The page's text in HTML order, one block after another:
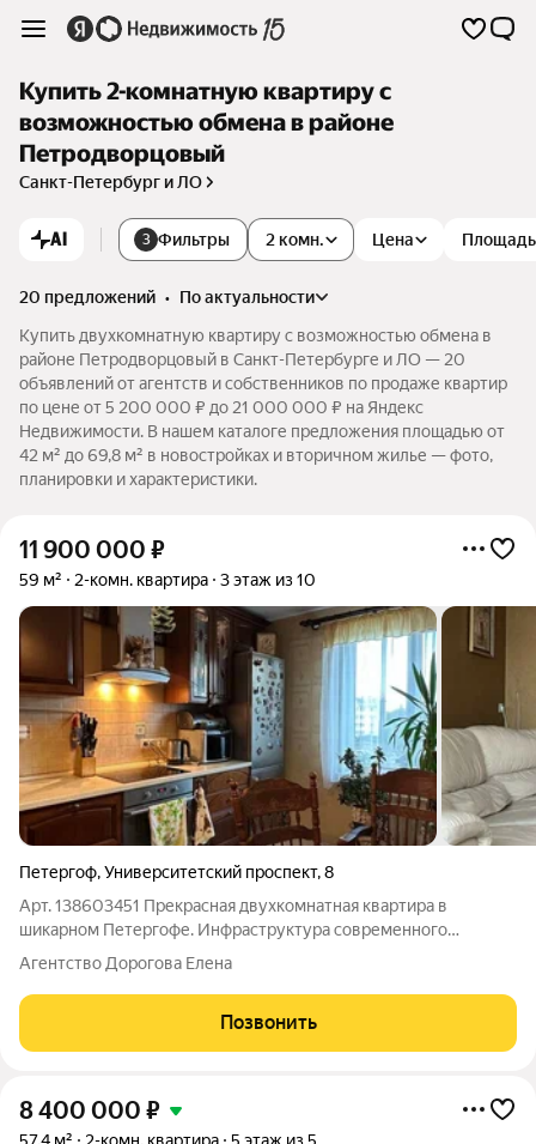
Купить 2-комнатную квартиру с
возможностью обмена в районе
Петродворцовый
Санкт-Петербург и ЛО
AI 3 Фильтры 2 комн. Цена Площадь
20 предложений •
по актуальности
Купить двухкомнатную квартиру с возможностью обмена в
районе Петродворцовый в Санкт-Петербурге и ЛО — 20
объявлений от агентств и собственников по продаже квартир
по цене от 5 200 000 ₽ до 21 000 000 ₽ на Яндекс
Недвижимости. В нашем каталоге предложения площадью от
42 м² до 69,8 м² в новостройках и вторичном жилье — фото,
планировки и характеристики.
11 900 000 ₽
59 м² 2-комн. квартира 3 этаж из 10
Петергоф,Университетский проспект,8
Арт. 138603451 Прекрасная двухкомнатная квартира в
шикарном Петергофе. Инфраструктура современного
микрорайона, 25 минут пешком до фонтанов и дворца. Уют и
комфорт. Один взрослый собственник, личное присутствие на
сделке. В качестве альтернативного
Агентство Дорогова Елена
Позвонить
8 400 000 ₽